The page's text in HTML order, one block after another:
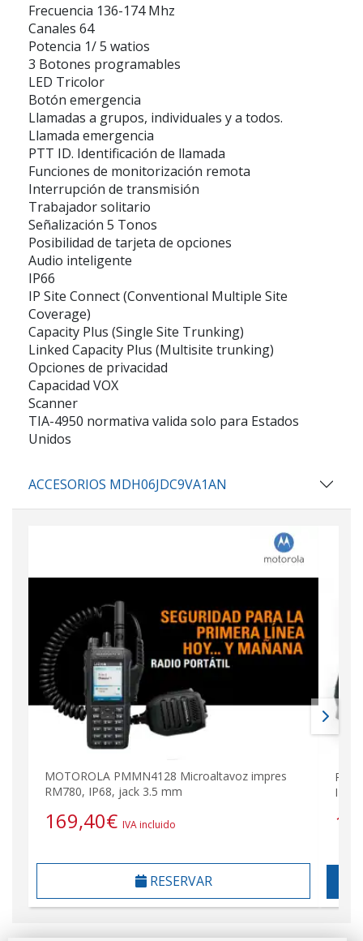
Frecuencia 136-174 Mhz
Canales 64
Potencia 1/ 5 watios
3 Botones programables
LED Tricolor
Botón emergencia
Llamadas a grupos, individuales y a todos.
Llamada emergencia
PTT ID. Identificación de llamada
Funciones de monitorización remota
Interrupción de transmisión
Trabajador solitario
Señalización 5 Tonos
Posibilidad de tarjeta de opciones
Audio inteligente
IP66
IP Site Connect (Conventional Multiple Site
Coverage)
Capacity Plus (Single Site Trunking)
Linked Capacity Plus (Multisite trunking)
Opciones de privacidad
Capacidad VOX
Scanner
TIA-4950 normativa valida solo para Estados
Unidos
ACCESORIOS MDH06JDC9VA1AN
MOTOROLA PMMN4128 Microaltavoz impres
RM780, IP68, jack 3.5 mm
169,40€ IVA incluido
RESERVAR